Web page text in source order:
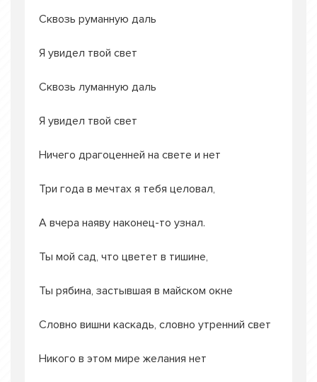
Сквозь руманную даль
Я увидел твой свет
Сквозь луманную даль
Я увидел твой свет
Ничего драгоценней на свете и нет
Три года в мечтах я тебя целовал,
А вчера наяву наконец-то узнал.
Ты мой сад, что цветет в тишине,
Ты рябина, застывшая в майском окне
Словно вишни каскадь, словно утренний свет
Никого в этом мире желания нет